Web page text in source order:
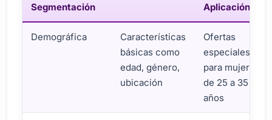
Segmentación
Aplicación
Demográfica
Características
básicas como
edad, género,
ubicación
Ofertas
especiales
para mujeres
de 25 a 35
años